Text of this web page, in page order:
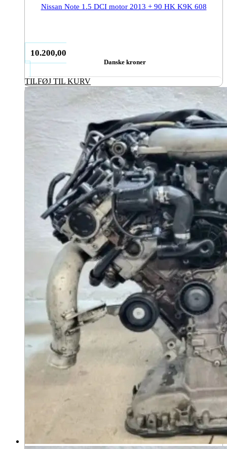
Nissan Note 1.5 DCI motor 2013 + 90 HK K9K 608
10.200,00
Danske kroner
TILFØJ TIL KURV